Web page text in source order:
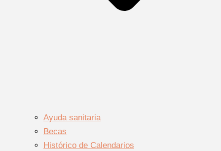
Ayuda sanitaria
Becas
Histórico de Calendarios